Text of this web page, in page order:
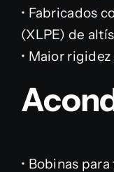
• Fabricados
(XLPE) de
• Maior
• Bobinas